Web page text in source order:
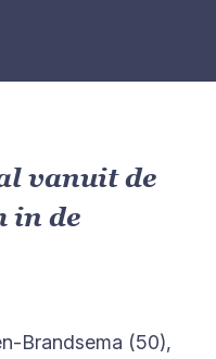
vanuit de
in de
Brandsema (50),